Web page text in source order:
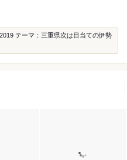
テーマ：三重県次は目当ての伊勢